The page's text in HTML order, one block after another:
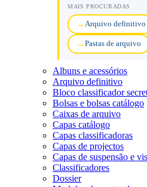
MAIS PROCURADAS
Arquivo definitivo
Pastas de arquivo
Albuns e acessórios
Arquivo definitivo
Bloco classificador
Bolsas e bolsas catálogo
Caixas de arquivo
Capas catálogo
Capas classificadoras
Capas de projectos
Capas de suspensão e
Classificadores
Dossier